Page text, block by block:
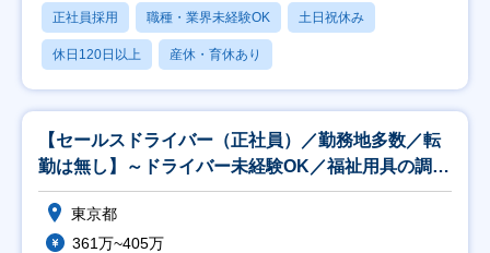
正社員採用 職種・業界未経験OK 土日祝休み
休日120日以上 産休・育休あり
【セールスドライバー（正社員）／勤務地多数／転
勤は無し】～ドライバー未経験OK／福祉用具の調整
等～
東京都
361万~405万